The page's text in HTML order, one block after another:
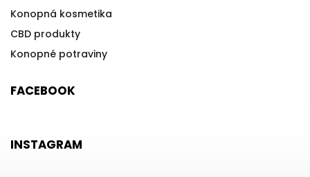
Konopná kosmetika
CBD produkty
Konopné potraviny
FACEBOOK
INSTAGRAM